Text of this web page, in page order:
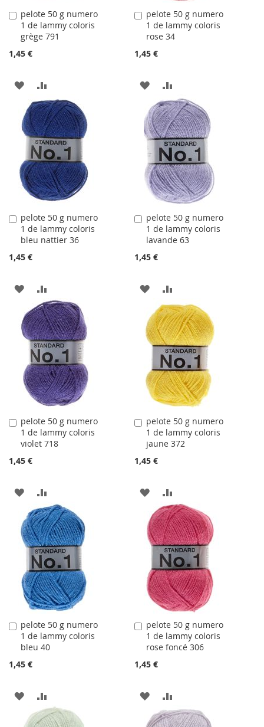
pelote 50 g numero
1 de lammy coloris
grège 791
1,45 €
Ajouter
au
panier
AJOUTER
À
LA
LISTE
D'ACHATS
AU
COMPARATEUR
pelote 50 g numero
1 de lammy coloris
rose 34
1,45 €
Ajouter
au
panier
AJOUTER
À
LA
LISTE
D'ACHATS
AU
COMPARATEUR
pelote 50 g numero
1 de lammy coloris
bleu nattier 36
1,45 €
Ajouter
au
panier
AJOUTER
À
LA
LISTE
D'ACHATS
AU
COMPARATEUR
pelote 50 g numero
1 de lammy coloris
lavande 63
1,45 €
Ajouter
au
panier
AJOUTER
À
LA
LISTE
D'ACHATS
AU
COMPARATEUR
pelote 50 g numero
1 de lammy coloris
violet 718
1,45 €
Ajouter
au
panier
AJOUTER
À
LA
LISTE
D'ACHATS
AU
COMPARATEUR
pelote 50 g numero
1 de lammy coloris
jaune 372
1,45 €
Ajouter
au
panier
AJOUTER
À
LA
LISTE
D'ACHATS
AU
COMPARATEUR
pelote 50 g numero
1 de lammy coloris
bleu 40
1,45 €
Ajouter
au
panier
AJOUTER
À
AU
pelote 50 g numero
1 de lammy coloris
rose foncé 306
1,45 €
Ajouter
au
panier
AJOUTER
À
AU